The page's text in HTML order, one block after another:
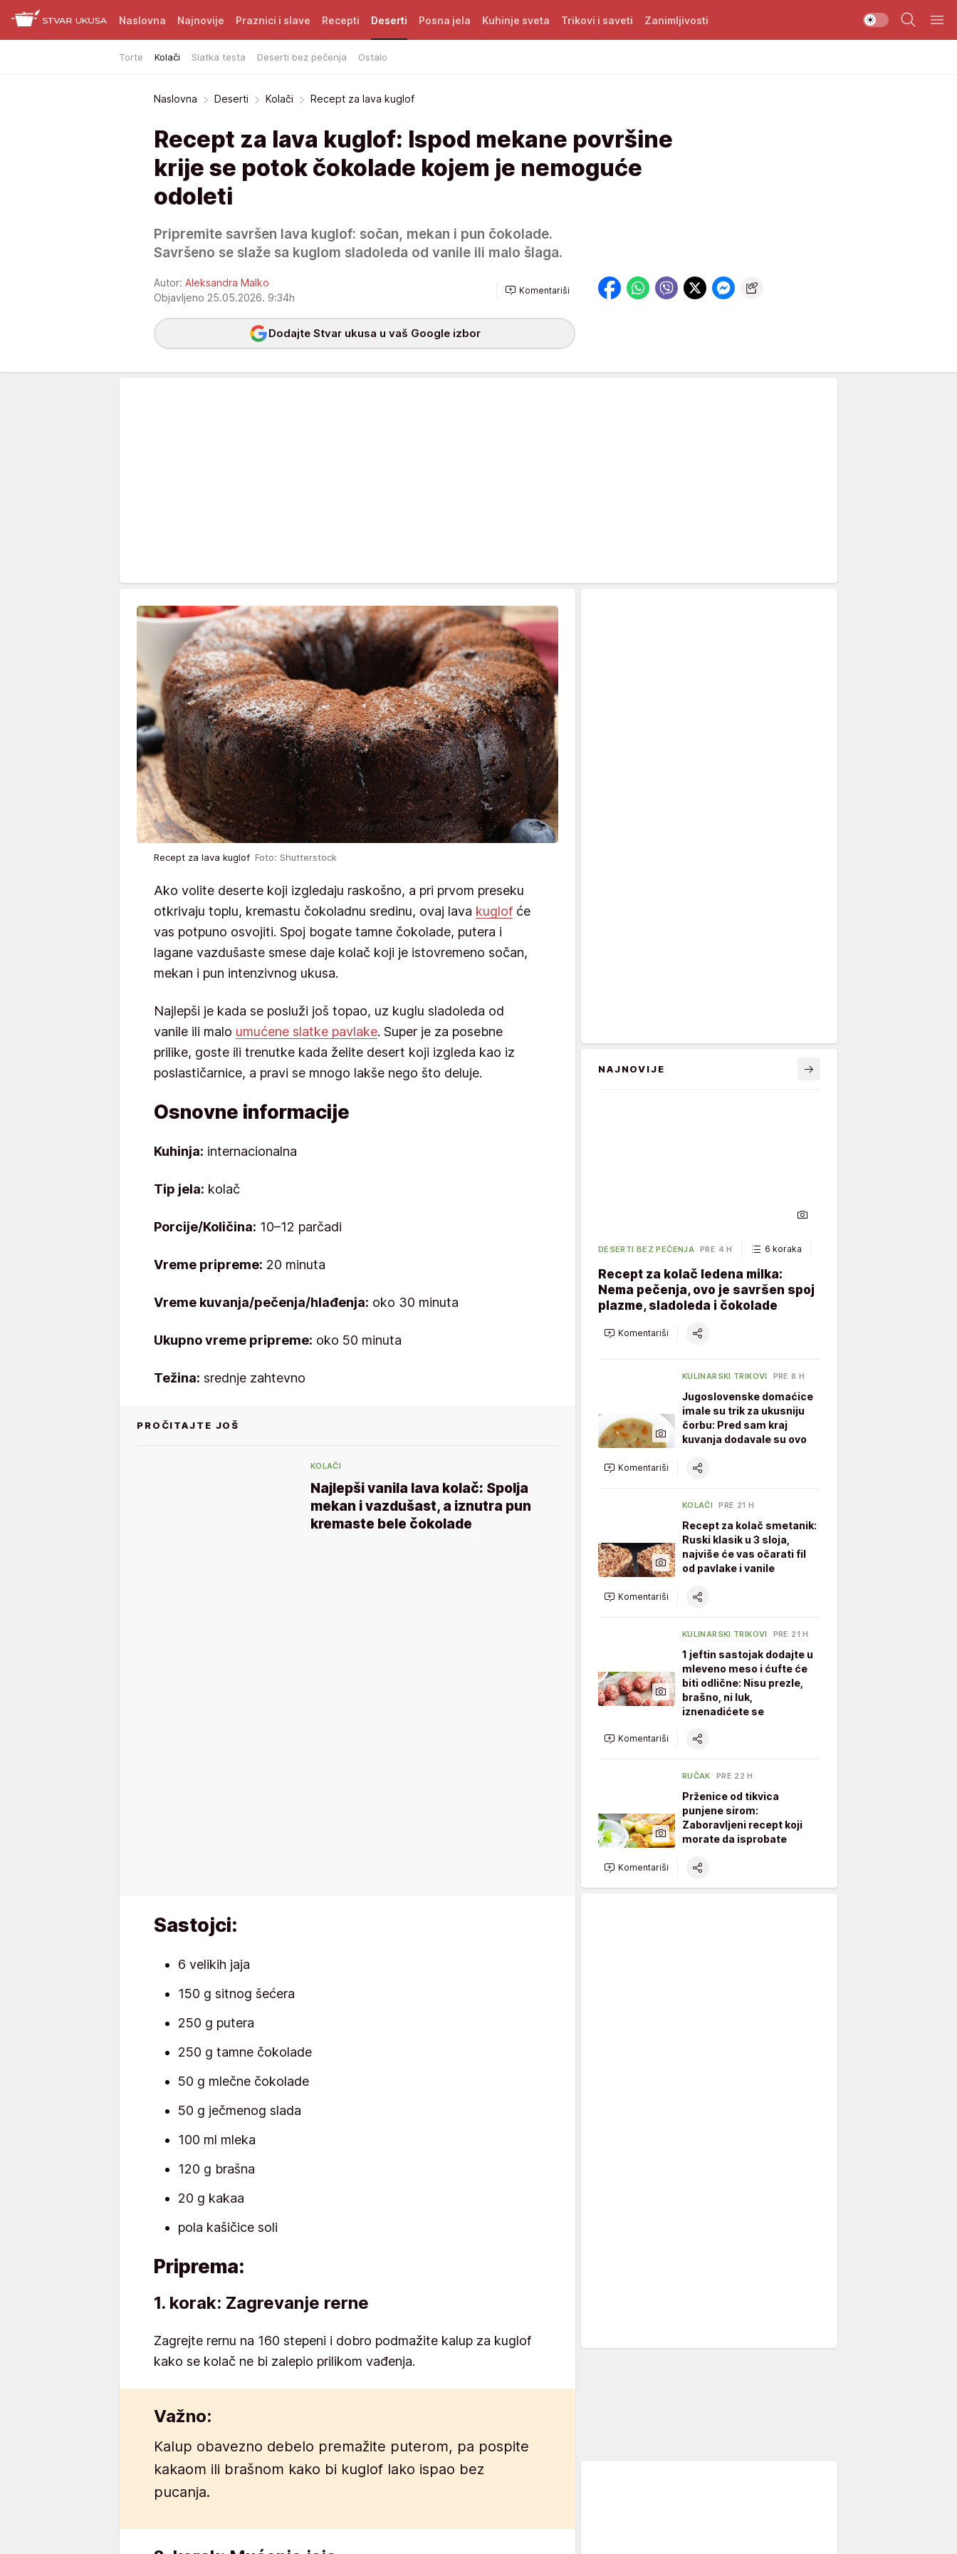
Naslovna Najnovije Praznici i slave Recepti Deserti
Torte Kolači Slatka testa Deserti bez pečenja Ostalo
Posna jela Kuhinje sveta Trikovi i saveti Zanimljivosti
Naslovna Deserti Kolači Recept za lava kuglof
Recept za lava kuglof: Ispod mekane površine
krije se potok čokolade kojem je nemoguće
odoleti
Pripremite savršen lava kuglof: sočan, mekan i pun čokolade.
Savršeno se slaže sa kuglom sladoleda od vanile ili malo šlaga.
Autor: Aleksandra Malko
Objavljeno 25.05.2026. 9:34h
Komentariši
Dodajte Stvar ukusa u vaš Google izbor
Recept za lava kuglof Foto: Shutterstock
Ako volite deserte koji izgledaju raskošno, a pri prvom preseku
otkrivaju toplu, kremastu čokoladnu sredinu, ovaj lava kuglof će
vas potpuno osvojiti. Spoj bogate tamne čokolade, putera i
lagane vazdušaste smese daje kolač koji je istovremeno sočan,
mekan i pun intenzivnog ukusa.
Najlepši je kada se posluži još topao, uz kuglu sladoleda od
vanile ili malo umućene slatke pavlake. Super je za posebne
prilike, goste ili trenutke kada želite desert koji izgleda kao iz
poslastičarnice, a pravi se mnogo lakše nego što deluje.
Osnovne informacije
Kuhinja: internacionalna
Tip jela: kolač
Porcije/Količina: 10–12 parčadi
Vreme pripreme: 20 minuta
Vreme kuvanja/pečenja/hlađenja: oko 30 minuta
Ukupno vreme pripreme: oko 50 minuta
Težina: srednje zahtevno
PROČITAJTE JOŠ
KOLAČI
Najlepši vanila lava kolač: Spolja
mekan i vazdušast, a iznutra pun
kremaste bele čokolade
Sastojci:
6 velikih jaja
150 g sitnog šećera
250 g putera
250 g tamne čokolade
50 g mlečne čokolade
50 g ječmenog slada
100 ml mleka
120 g brašna
20 g kakaa
pola kašičice soli
Priprema:
1. korak: Zagrevanje rerne
Zagrejte rernu na 160 stepeni i dobro podmažite kalup za kuglof
kako se kolač ne bi zalepio prilikom vađenja.
Važno:
Kalup obavezno debelo premažite puterom, pa pospite
kakaom ili brašnom kako bi kuglof lako ispao bez
pucanja.
NAJNOVIJE
DESERTI BEZ PEČENJA PRE 4 H 6 koraka
Recept za kolač ledena milka:
Nema pečenja, ovo je savršen spoj
plazme, sladoleda i čokolade
Komentariši
KULINARSKI TRIKOVI PRE 8 H
Jugoslovenske domaćice
imale su trik za ukusniju
čorbu: Pred sam kraj
kuvanja dodavale su ovo
Komentariši
KOLAČI PRE 21 H
Recept za kolač smetanik:
Ruski klasik u 3 sloja,
najviše će vas očarati fil
od pavlake i vanile
Komentariši
KULINARSKI TRIKOVI PRE 21 H
1 jeftin sastojak dodajte u
mleveno meso i ćufte će
biti odlične: Nisu prezle,
brašno, ni luk,
iznenadićete se
Komentariši
RUČAK PRE 22 H
Prženice od tikvica
punjene sirom:
Zaboravljeni recept koji
morate da isprobate
Komentariši